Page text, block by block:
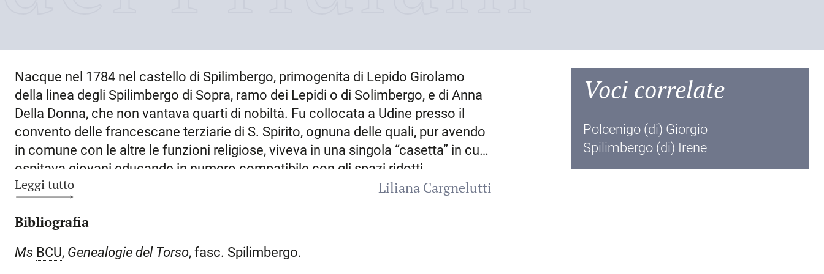
Nacque nel 1784 nel castello di Spilimbergo, primogenita di Lepido Girolamo
della linea degli Spilimbergo di Sopra, ramo dei Lepidi o di Solimbergo, e di Anna
Della Donna, che non vantava quarti di nobiltà. Fu collocata a Udine presso il
convento delle francescane terziarie di S. Spirito, ognuna delle quali, pur avendo
in comune con le altre le funzioni religiose, viveva in una singola “casetta” in cui
ospitava giovani educande in numero compatibile con gli spazi ridotti
dell’edificio, per un totale di circa diciotto allieve, secondo una statistica del
napoleoniche. Lì S. sarebbe rimasta dodici anni, imparando l’arte del ricamo e la
alle lettere dal precettore di famiglia, l’abate veneziano Giuseppe Pulieri. A
Leggi tutto
Liliana Cargnelutti
Bibliografia
Ms BCU, Genealogie del Torso, fasc. Spilimbergo.
Voci correlate
Polcenigo (di) Giorgio
Spilimbergo (di) Irene